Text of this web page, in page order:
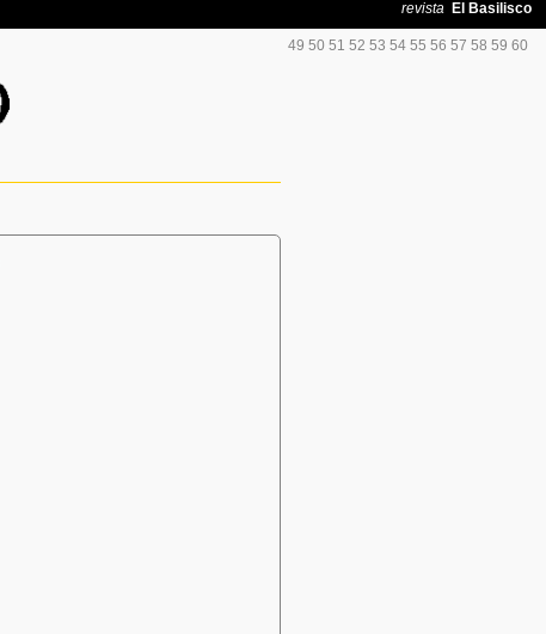
49 50 51 52 53 54 55 56 57 58 59 60